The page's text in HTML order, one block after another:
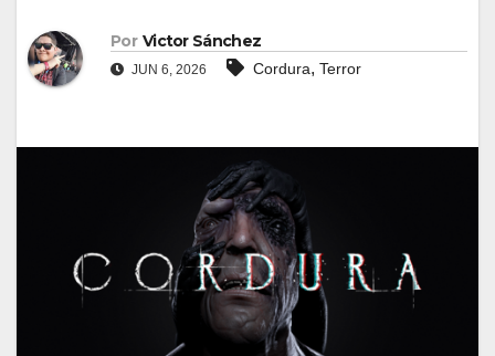
Por Victor Sánchez
JUN 6, 2026 Cordura, Terror